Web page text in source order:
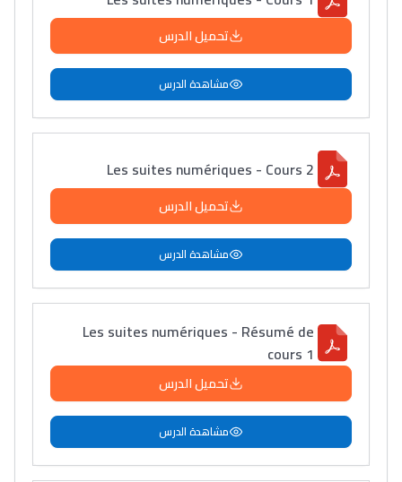
تحميل الدرس
مشاهدة الدرس
Les suites numériques - Cours 2
تحميل الدرس
مشاهدة الدرس
Les suites numériques - Résumé de
cours 1
تحميل الدرس
مشاهدة الدرس